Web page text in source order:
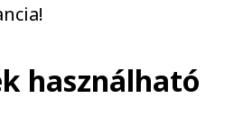
használható